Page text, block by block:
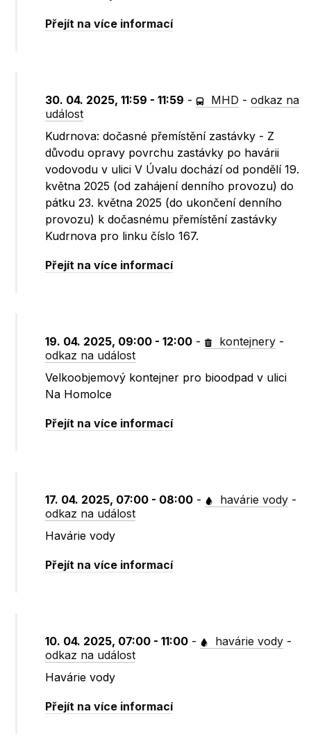
Přejít na více informací
30. 04. 2025, 11:59 - 11:59 - MHD -odkaz na
událost
Kudrnova: dočasné přemístění zastávky - Z
důvodu opravy povrchu zastávky po havárii
vodovodu v ulici V Úvalu dochází od pondělí 19.
května 2025 (od zahájení denního provozu) do
pátku 23. května 2025 (do ukončení denního
provozu) k dočasnému přemístění zastávky
Kudrnova pro linku číslo 167.
Přejít na více informací
19. 04. 2025, 09:00 - 12:00 - kontejnery -
odkaz na událost
Velkoobjemový kontejner pro bioodpad v ulici
Na Homolce
Přejít na více informací
17. 04. 2025, 07:00 - 08:00 - havárie vody -
odkaz na událost
Havárie vody
Přejít na více informací
10. 04. 2025, 07:00 - 11:00 - havárie vody -
odkaz na událost
Havárie vody
Přejít na více informací